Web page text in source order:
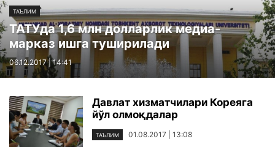
ТАЪЛИМ
ТАТУда 1,6 млн долларлик медиа-
марказ ишга туширилади
06.12.2017 | 14:41
Давлат хизматчилари Кореяга
йўл олмоқдалар
ТАЪЛИМ 01.08.2017 | 13:08